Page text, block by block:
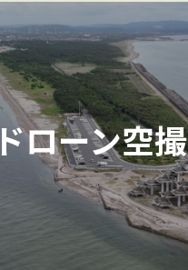
ドローン空撮